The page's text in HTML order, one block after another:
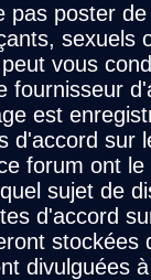
pas poster
sexuels
vous
fournisseur
est
d'accord sur
forum ont
sujet de
d'accord
stockées
divulguées